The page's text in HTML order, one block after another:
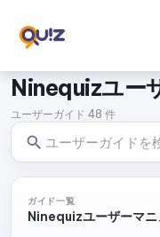
Ninequizユー
ユーザーガイド 48 件
ガイド一覧
Ninequizユーザーマニ